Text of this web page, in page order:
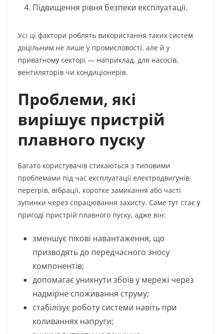
Підвищення рівня безпеки експлуатації.
Усі ці фактори роблять використання таких систем
доцільним не лише у промисловості, але й у
приватному секторі — наприклад, для насосів,
вентиляторів чи кондиціонерів.
Проблеми, які
вирішує пристрій
плавного пуску
Багато користувачів стикаються з типовими
проблемами під час експлуатації електродвигунів:
перегрів, вібрації, коротке замикання або часті
зупинки через спрацювання захисту. Саме тут стає у
пригоді пристрій плавного пуску, адже він:
зменшує пікові навантаження, що
призводять до передчасного зносу
компонентів;
допомагає уникнути збоїв у мережі через
надмірне споживання струму;
стабілізує роботу системи навіть при
коливаннях напруги;